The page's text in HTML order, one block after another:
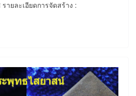
ายละเอียดการจัดสร้าง :